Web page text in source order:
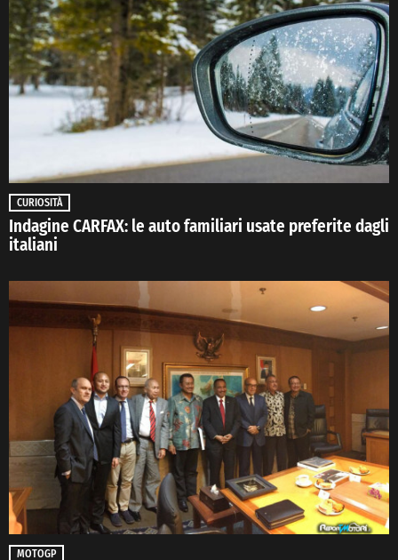
CURIOSITÀ
Indagine CARFAX: le auto familiari usate preferite dagli
italiani
MOTOGP